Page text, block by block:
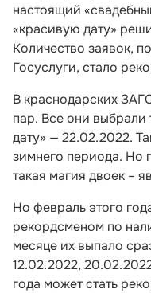
настоящий
«красивую дату»
Количество заявок,
Госуслуги, стало
В краснодарских
пар. Все они выбрали
дату» — 22.02.2022.
зимнего периода. Но
такая магия двоек –
Но февраль этого
рекордсменом по
месяце их выпало
12.02.2022,
года может стать